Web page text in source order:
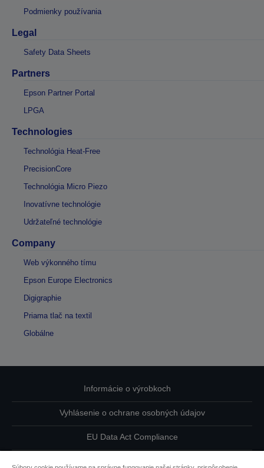
Podmienky používania
Legal
Safety Data Sheets
Partners
Epson Partner Portal
LPGA
Technologies
Technológia Heat-Free
PrecisionCore
Technológia Micro Piezo
Inovatívne technológie
Udržateľné technológie
Company
Web výkonného tímu
Epson Europe Electronics
Digigraphie
Priama tlač na textil
Globálne
Informácie o výrobkoch
Vyhlásenie o ochrane osobných údajov
EU Data Act Compliance